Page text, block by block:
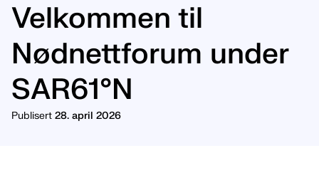
Velkommen til
Nødnettforum under
SAR61°N
Publisert 28. april 2026